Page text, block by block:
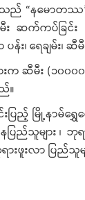
“နမောတဿ
ဆီမီး ဆက်ကပ်
း၊ ရေချမ်း
က ဆီမီး (၁၀
။
ြည့် မြို့နာမ်ရွှ
ြည်သူများ ၊
းဖူးလာ ပြည်